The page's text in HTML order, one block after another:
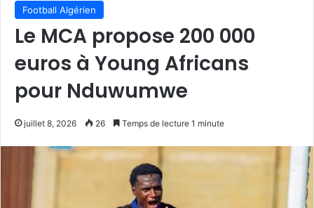
Football Algérien
Le MCA propose 200 000
euros à Young Africans
pour Nduwumwe
juillet 8, 2026 26 Temps de lecture 1 minute